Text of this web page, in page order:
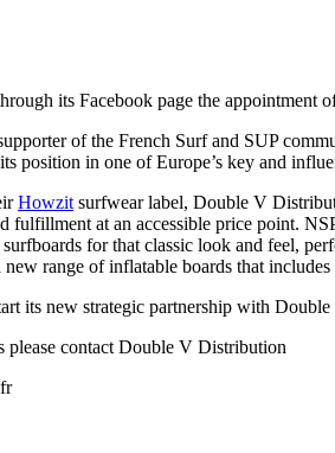
its Facebook page the appointment
of the French Surf and SUP
position in one of Europe’s key and in
Howzit surfwear label, Double V
fulfillment at an accessible price point.
for that classic look and feel,
new range of inflatable boards that
its new strategic partnership with
please contact Double V Distribution